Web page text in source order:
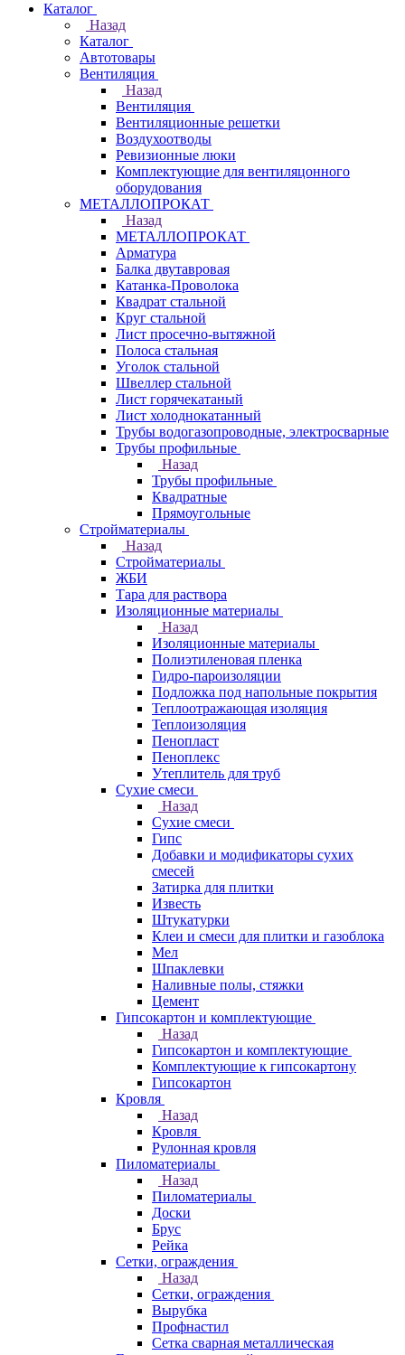
Каталог
Назад
Каталог
Автотовары
Вентиляция
Назад
Вентиляция
Вентиляционные решетки
Воздухоотводы
Ревизионные люки
Комплектующие для вентиляцонного
оборудования
МЕТАЛЛОПРОКАТ
Назад
МЕТАЛЛОПРОКАТ
Арматура
Балка двутавровая
Катанка-Проволока
Квадрат стальной
Круг стальной
Лист просечно-вытяжной
Полоса стальная
Уголок стальной
Швеллер стальной
Лист горячекатаный
Лист холоднокатанный
Трубы водогазопроводные, электросварные
Трубы профильные
Назад
Трубы профильные
Квадратные
Прямоугольные
Стройматериалы
Назад
Стройматериалы
ЖБИ
Тара для раствора
Изоляционные материалы
Назад
Изоляционные материалы
Полиэтиленовая пленка
Гидро-пароизоляции
Подложка под напольные покрытия
Теплоотражающая изоляция
Теплоизоляция
Пенопласт
Пеноплекс
Утеплитель для труб
Сухие смеси
Назад
Сухие смеси
Гипс
Добавки и модификаторы сухих
смесей
Затирка для плитки
Известь
Штукатурки
Клеи и смеси для плитки и газоблока
Мел
Шпаклевки
Наливные полы, стяжки
Цемент
Гипсокартон и комплектующие
Назад
Гипсокартон и комплектующие
Комплектующие к гипсокартону
Гипсокартон
Кровля
Назад
Кровля
Рулонная кровля
Пиломатериалы
Назад
Пиломатериалы
Доски
Брус
Рейка
Сетки, ограждения
Назад
Сетки, ограждения
Вырубка
Профнастил
Сетка сварная металлическая